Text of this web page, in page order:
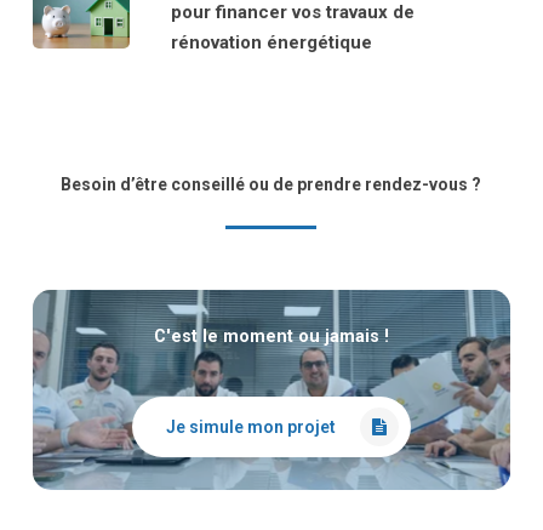
pour financer vos travaux de
rénovation énergétique
Besoin d’être conseillé ou de prendre rendez-vous ?
C'est le moment ou jamais !
Je simule mon projet